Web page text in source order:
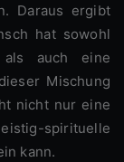
Daraus ergibt
hat sowohl
als auch eine
Mischung
nicht nur eine
spirituelle
kann.